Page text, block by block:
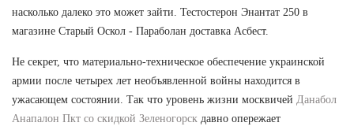
насколько далеко это может зайти. Тестостерон Энантат 250 в
магазине Старый Оскол - Параболан доставка Асбест.
Не секрет, что материально-техническое обеспечение украинской
армии после четырех лет необъявленной войны находится в
ужасающем состоянии. Так что уровень жизни москвичей Данабол
Анапалон Пкт со скидкой Зеленогорск давно опережает